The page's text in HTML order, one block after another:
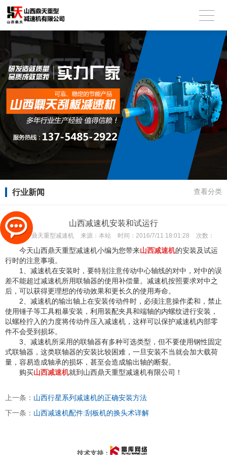
行业新闻 查看分类
山西减速机安装和试运行
作者：鼎天重型减速机 来源： 本站 时间： 2016/7/11 18:01:28 次数：
今天山西鼎天重型减速机小编为您带来山西减速机的安装及试运
行时的注意事项。
1、减速机在安装时，要特别注意传动中心轴线的对中，对中的误
差不能超过减速机所用联轴器的使用补偿量。减速机按照要求对中之
后，可以获得更理想的传动效果和更长久的使用寿命。
2、减速机的输出轴上在安装传动件时，必须注意操作柔和，禁止
使用锤子等工具粗暴安装，利用装配夹具和端轴的内螺纹进行安装，
以螺栓拧入的力度将传动件压入减速机，这样可以保护减速机内部零
件不会受到损坏。
3、减速机所采用的联轴器有多种可选类型，但不要使用钢性固定
式联轴器，这类联轴器的安装比较困难，一旦安装不当就会加大载荷
量，容易造成轴承的损坏，甚至会造成输出轴的断裂。
购买山西减速机就到山西鼎天重型减速机有限公司！
上一条： 山西行星系列减速机的正确安装方法
下一条： 山西减速机配件:刮板机的换头术详解
技术支持：